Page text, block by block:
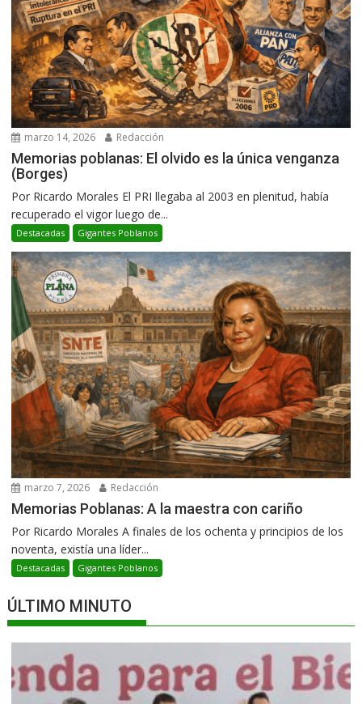
marzo 14, 2026 Redacción
Memorias poblanas: El olvido es la única venganza
(Borges)
Por Ricardo Morales El PRI llegaba al 2003 en plenitud, había
recuperado el vigor luego de...
Destacadas Gigantes Poblanos
marzo 7, 2026 Redacción
Memorias Poblanas: A la maestra con cariño
Por Ricardo Morales A finales de los ochenta y principios de los
noventa, existía una líder...
Destacadas Gigantes Poblanos
ÚLTIMO MINUTO